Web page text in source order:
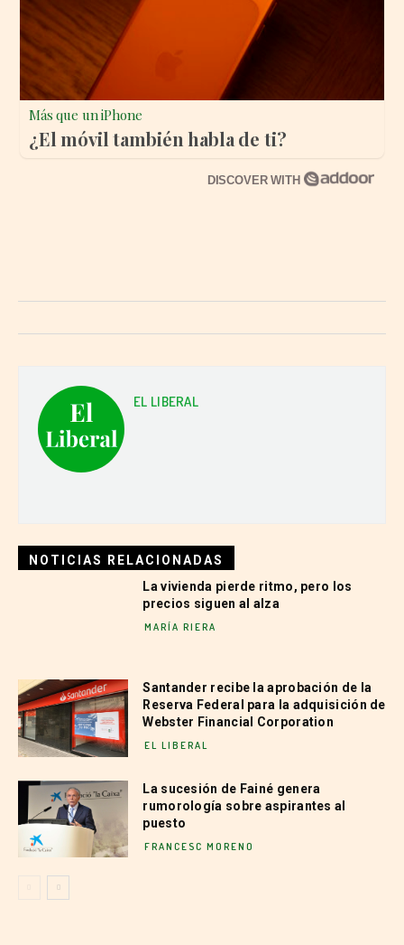
Más que un iPhone
¿El móvil también habla de ti?
DISCOVER WITH
EL LIBERAL
NOTICIAS RELACIONADAS
La vivienda pierde ritmo, pero los
precios siguen al alza
MARÍA RIERA
Santander recibe la aprobación de la
Reserva Federal para la adquisición de
Webster Financial Corporation
EL LIBERAL
La sucesión de Fainé genera
rumorología sobre aspirantes al
puesto
FRANCESC MORENO